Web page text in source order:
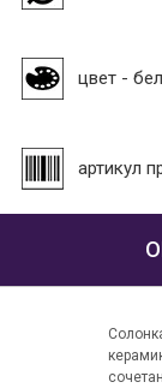
цвет -
артикул